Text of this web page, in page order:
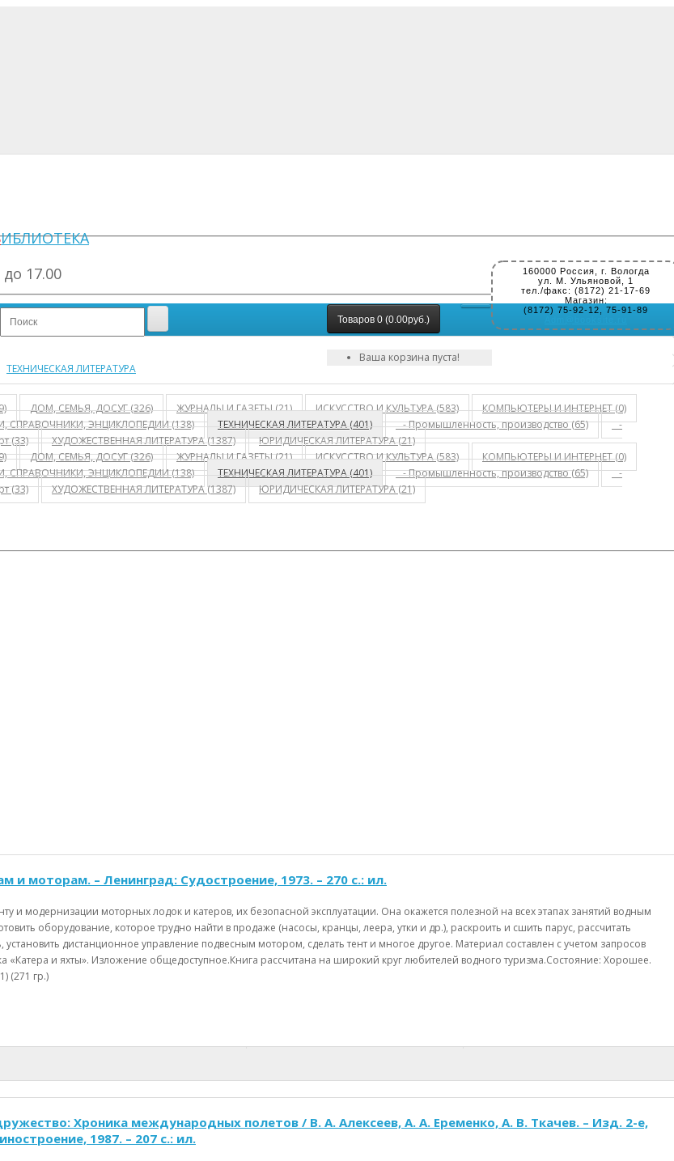
ИБЛИОТЕКА
160000 Россия, г. Вологда
ул. М. Ульяновой, 1
тел./факс: (8172) 21-17-69
Магазин:
(8172) 75-92-12, 75-91-89
17.00
Товаров 0 (0.00руб.)
Ваша корзина пуста!
ТЕХНИЧЕСКАЯ ЛИТЕРАТУРА
ДОМ, СЕМЬЯ, ДОСУГ (326) ЖУРНАЛЫ И ГАЗЕТЫ (21) ИСКУССТВО И КУЛЬТУРА (583)
КОМПЬЮТЕРЫ И ИНТЕРНЕТ (0)
СПРАВОЧНИКИ, ЭНЦИКЛОПЕДИИ (138) ТЕХНИЧЕСКАЯ ЛИТЕРАТУРА (401) - Промышленность, производство (65)
-
(33) ХУДОЖЕСТВЕННАЯ ЛИТЕРАТУРА (1387)
ЮРИДИЧЕСКАЯ ЛИТЕРАТУРА (21)
ДОМ, СЕМЬЯ, ДОСУГ (326) ЖУРНАЛЫ И ГАЗЕТЫ (21) ИСКУССТВО И КУЛЬТУРА (583)
КОМПЬЮТЕРЫ И ИНТЕРНЕТ (0)
СПРАВОЧНИКИ, ЭНЦИКЛОПЕДИИ (138) ТЕХНИЧЕСКАЯ ЛИТЕРАТУРА (401) - Промышленность, производство (65)
-
(33) ХУДОЖЕСТВЕННАЯ ЛИТЕРАТУРА (1387) ЮРИДИЧЕСКАЯ ЛИТЕРАТУРА (21)
и моторам. – Ленинград: Судостроение, 1973. – 270 с.: ил.
и модернизации моторных лодок и катеров, их безопасной эксплуатации. Она окажется полезной на всех этапах занятий водным
оборудование, которое трудно найти в продаже (насосы, кранцы, леера, утки и др.), раскроить и сшить парус, рассчитать
дистанционное управление подвесным мотором, сделать тент и многое другое. Материал составлен с учетом запросов
«Катера и яхты». Изложение общедоступное.Книга рассчитана на широкий круг любителей водного туризма.Состояние: Хорошее.
(271 гр.)
Хроника международных полетов / В. А. Алексеев, А. А. Еременко, А. В. Ткачев. – Изд. 2-е,
1987. – 207 с.: ил.